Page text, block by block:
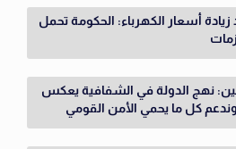
أسعار الكهرباء: الحكومة تحمل
نهج الدولة في الشفافية يعكس
كل ما يحمي الأمن القومي